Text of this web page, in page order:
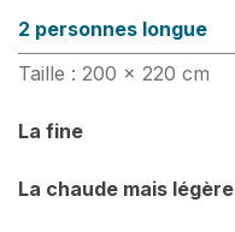
2 personnes longue
Taille : 200 x 220 cm
La fine
La chaude mais légère